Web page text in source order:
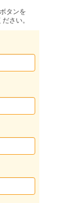
タンを
さい。